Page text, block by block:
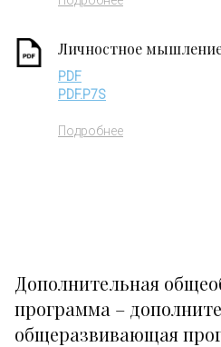
Личностное
PDF
PDF.P7S
Подробнее
Дополнительная
программа –
общеразвивающая